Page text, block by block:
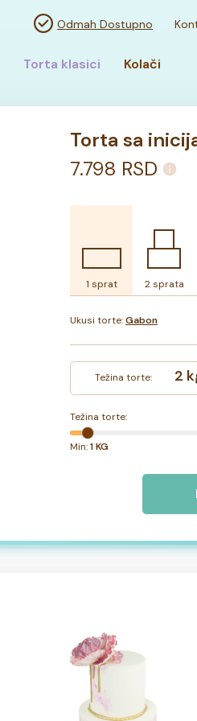
Odmah Dostupno
Torta klasici
Kolači
Torta sa
7.798 RSD
1 sprat 2 sprata
Ukusi torte:Gabon
Težina torte: 2
Težina torte:
Min:1 KG